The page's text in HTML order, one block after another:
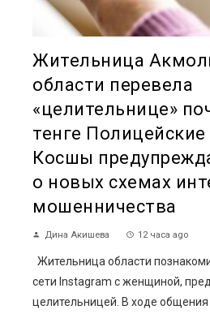
Жительница
области перевела
«целительнице»
тенге Полицейские
Косшы
о новых схемах
мошенничества
Дина Акишева 12 часа ago
Жительница области
сети Instagram с женщиной,
целительницей. В ходе общения